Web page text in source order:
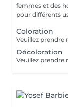
femmes et des
pour différents
Coloration
Décoloration